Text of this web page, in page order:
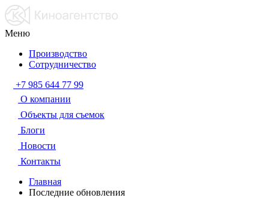
Меню
Производство
Сотрудничество
+7 985 644 77 99
О компании
Объекты для съемок
Блоги
Новости
Контакты
Главная
Последние обновления